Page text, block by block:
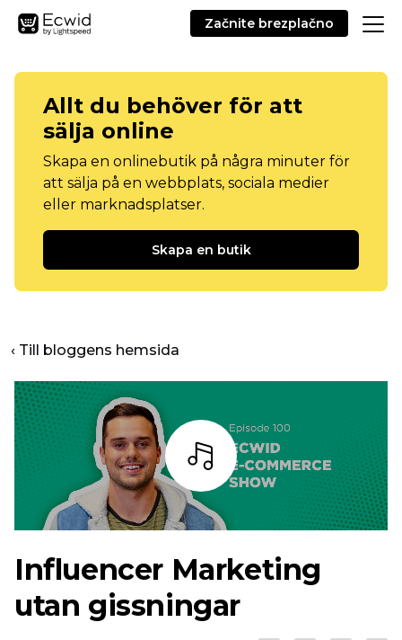
Začnite brezplačno
Allt du behöver för att
sälja online
Skapa en onlinebutik på några minuter för
att sälja på en webbplats, sociala medier
eller marknadsplatser.
Skapa en butik
‹ Till bloggens hemsida
Lyssna
Influencer Marketing
utan gissningar